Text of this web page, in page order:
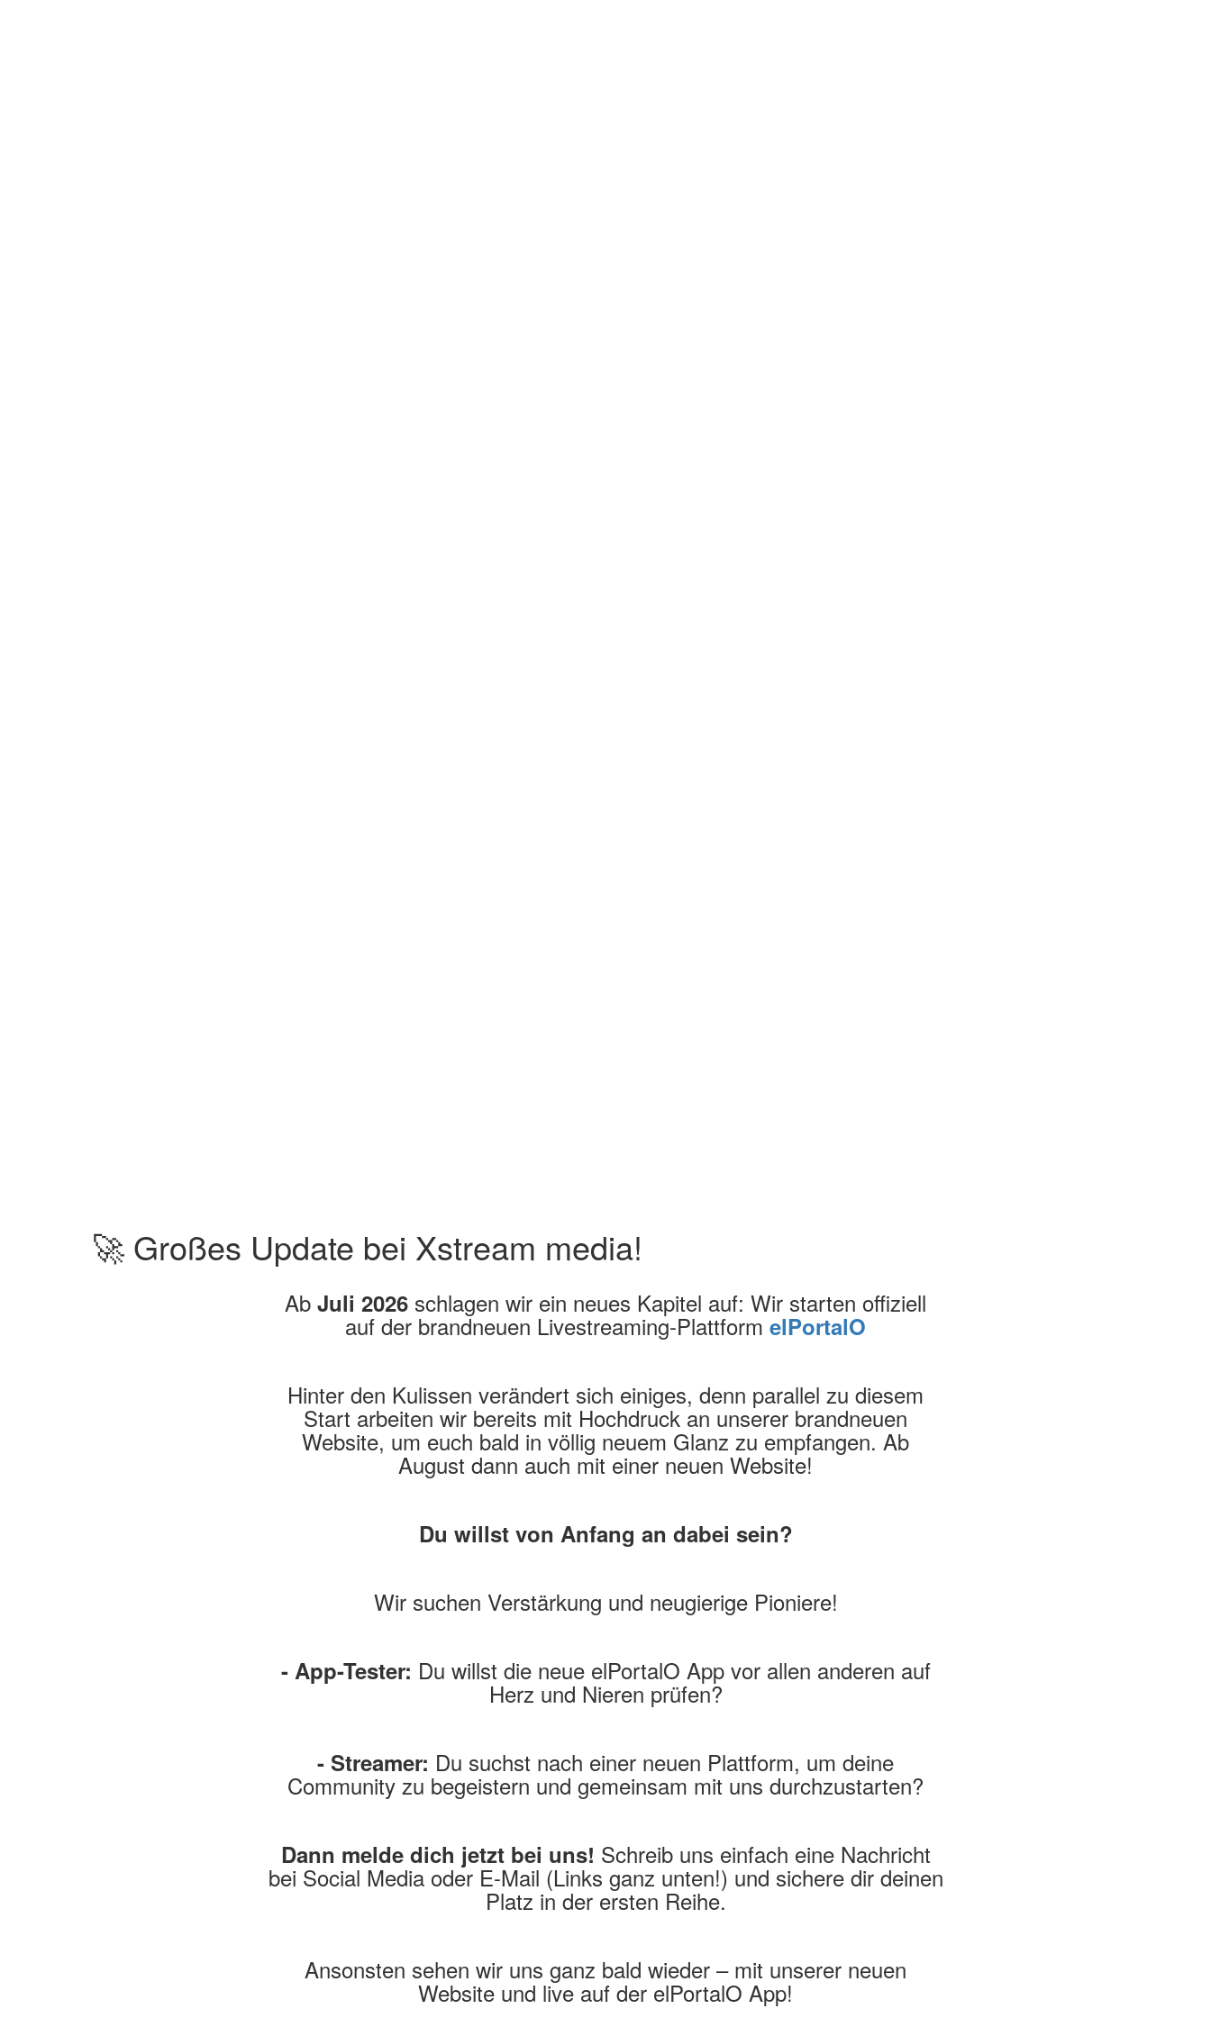
🚀 Großes Update bei Xstream media!
Ab Juli 2026 schlagen wir ein neues Kapitel auf: Wir starten offiziell
auf der brandneuen Livestreaming-Plattform elPortalO
Hinter den Kulissen verändert sich einiges, denn parallel zu diesem
Start arbeiten wir bereits mit Hochdruck an unserer brandneuen
Website, um euch bald in völlig neuem Glanz zu empfangen. Ab
August dann auch mit einer neuen Website!
Du willst von Anfang an dabei sein?
Wir suchen Verstärkung und neugierige Pioniere!
- App-Tester: Du willst die neue elPortalO App vor allen anderen auf
Herz und Nieren prüfen?
- Streamer: Du suchst nach einer neuen Plattform, um deine
Community zu begeistern und gemeinsam mit uns durchzustarten?
Dann melde dich jetzt bei uns! Schreib uns einfach eine Nachricht
bei Social Media oder E-Mail (Links ganz unten!) und sichere dir deinen
Platz in der ersten Reihe.
Ansonsten sehen wir uns ganz bald wieder – mit unserer neuen
Website und live auf der elPortalO App!